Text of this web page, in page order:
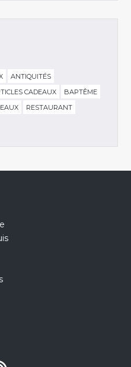
ANTIQUITÉS
CADEAUX
BAPTÊME
RESTAURANT